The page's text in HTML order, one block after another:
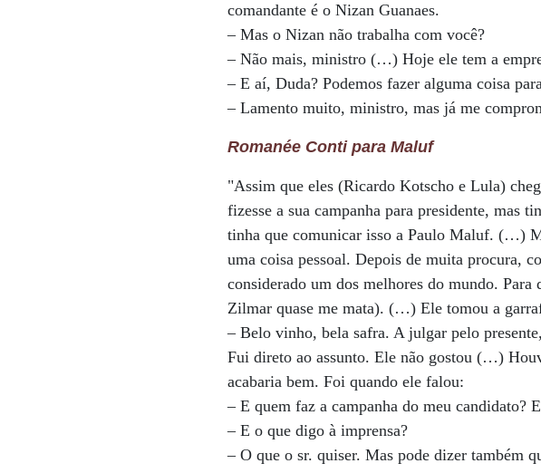
comandante é o Nizan Guanaes.
– Mas o Nizan não trabalha com você?
– Não mais, ministro (…) Hoje ele tem a
– E aí, Duda? Podemos fazer alguma coisa
– Lamento muito, ministro, mas já me
Romanée Conti para Maluf
"Assim que eles (Ricardo Kotscho e Lula)
fizesse a sua campanha para presidente, mas
tinha que comunicar isso a Paulo Maluf. (…)
uma coisa pessoal. Depois de muita procura,
considerado um dos melhores do mundo.
Zilmar quase me mata). (…) Ele tomou a
– Belo vinho, bela safra. A julgar pelo
Fui direto ao assunto. Ele não gostou (…)
acabaria bem. Foi quando ele falou:
– E quem faz a campanha do meu
– E o que digo à imprensa?
– O que o sr. quiser. Mas pode dizer também